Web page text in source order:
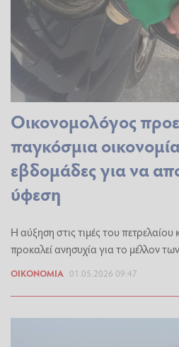
Οικονομολόγος
παγκόσμια
εβδομάδες για να
ύφεση
Η αύξηση στις τιμές του πετρελαίου
προκαλεί ανησυχία για το μέλλον
ΟΙΚΟΝΟΜΊΑ 01.05.2026 09:47